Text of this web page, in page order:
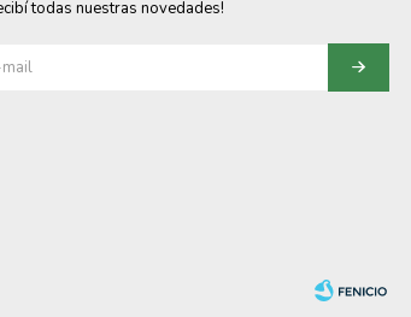
todas nuestras novedades!